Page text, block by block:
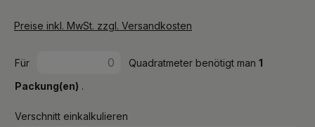
Preise inkl. MwSt. zzgl. Versandkosten
Für Quadratmeter benötigt man 1
Packung(en) .
Verschnitt einkalkulieren